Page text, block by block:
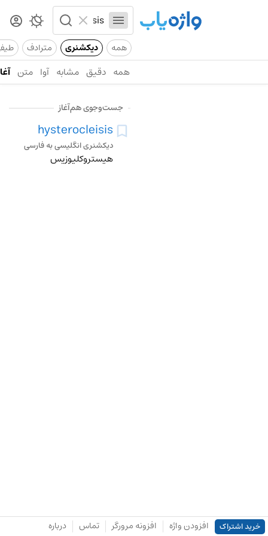
همه دیکشنری مترادف
همه دقیق مشابه آوا متن
جست‌وجوی هم‌آغاز
hysterocleisis
دیکشنری انگلیسی به فارسی
هیستروکلیوزیس
خرید اشتراک افزودن واژه افزونه مرورگر تماس درباره